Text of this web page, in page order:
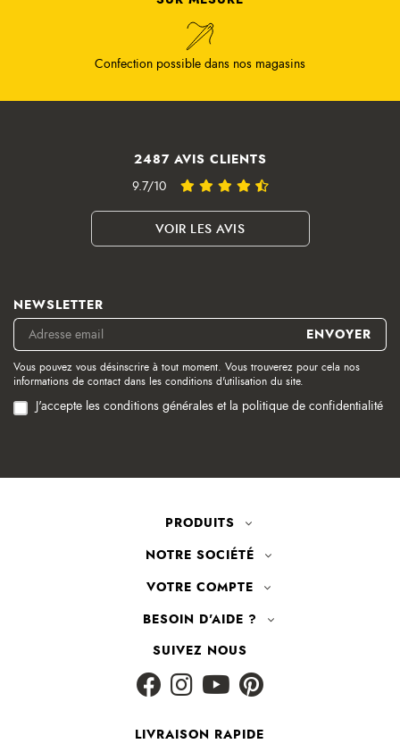
Confection possible dans nos magasins
2487 AVIS CLIENTS
9.7/10
VOIR LES AVIS
NEWSLETTER
Vous pouvez vous désinscrire à tout moment. Vous trouverez pour cela nos
informations de contact dans les conditions d'utilisation du site.
J'accepte les conditions générales et la politique de confidentialité
PRODUITS
NOTRE SOCIÉTÉ
VOTRE COMPTE
BESOIN D'AIDE ?
SUIVEZ NOUS
LIVRAISON RAPIDE